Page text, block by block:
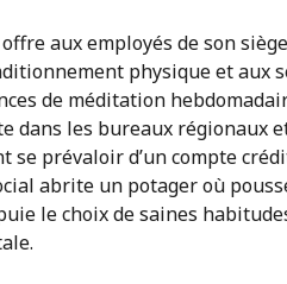
aux employés de son
physique et aux
de méditation
dans les bureaux régionaux
se prévaloir d’un compte
abrite un potager où
le choix de saines